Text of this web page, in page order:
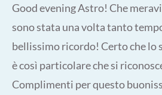
Good evening Astro! Che
sono stata una volta tanto
bellissimo ricordo! Certo che lo
è così particolare che si
Complimenti per questo